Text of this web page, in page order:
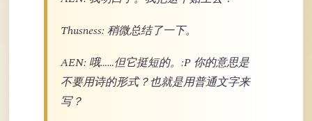
Thusness: 稍微总结了一下。
AEN: 哦……但它挺短的。:P 你的意思是
不要用诗的形式？也就是用普通文字来
写？